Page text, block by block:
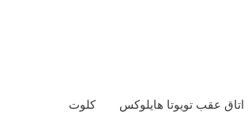
اتاق عقب تویوتا هایلوکس کلوت